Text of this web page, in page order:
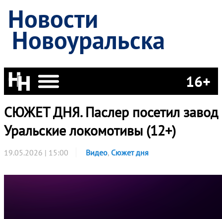
Новости
Новоуральска
16+
СЮЖЕТ ДНЯ. Паслер посетил завод
Уральские локомотивы (12+)
19.05.2026 | 15:00 Видео, Сюжет дня